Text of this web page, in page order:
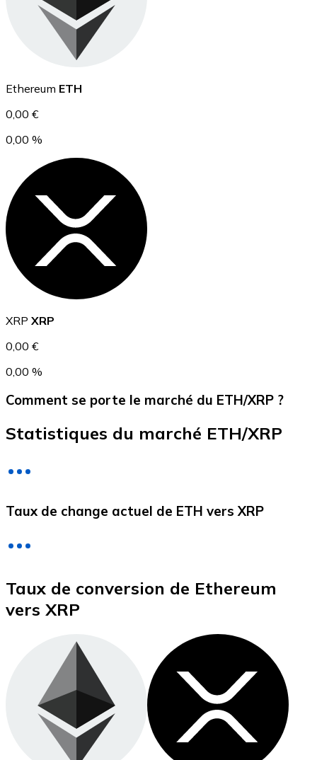
Ethereum
ETH
USD Coin
USDC
XRP
XRP
Ethereum ETH
0,00 €
0,00 %
XRP XRP
0,00 €
0,00 %
Comment se porte le marché du ETH/XRP ?
Statistiques du marché ETH/XRP
Taux de change actuel de ETH vers XRP
Taux de conversion de Ethereum
vers XRP